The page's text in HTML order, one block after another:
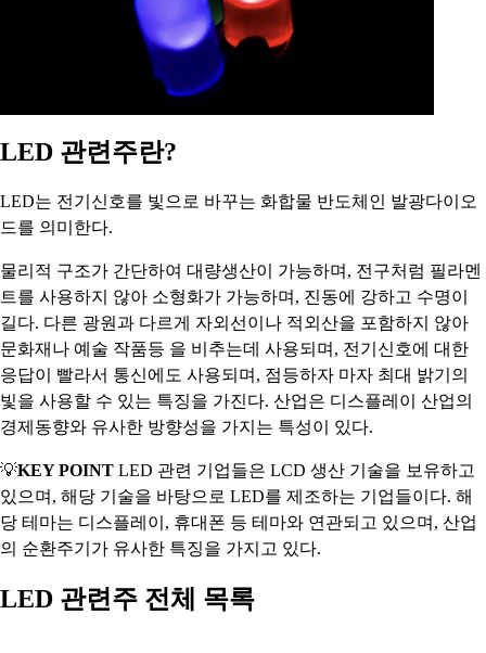
LED 관련주란?
LED는 전기신호를 빛으로 바꾸는 화합물 반도체인 발광다이오
드를 의미한다.
물리적 구조가 간단하여 대량생산이 가능하며, 전구처럼 필라멘
트를 사용하지 않아 소형화가 가능하며, 진동에 강하고 수명이
길다. 다른 광원과 다르게 자외선이나 적외산을 포함하지 않아
문화재나 예술 작품등 을 비추는데 사용되며, 전기신호에 대한
응답이 빨라서 통신에도 사용되며, 점등하자 마자 최대 밝기의
빛을 사용할 수 있는 특징을 가진다. 산업은 디스플레이 산업의
경제동향와 유사한 방향성을 가지는 특성이 있다.
💡KEY POINT LED 관련 기업들은 LCD 생산 기술을 보유하고
있으며, 해당 기술을 바탕으로 LED를 제조하는 기업들이다. 해
당 테마는 디스플레이, 휴대폰 등 테마와 연관되고 있으며, 산업
의 순환주기가 유사한 특징을 가지고 있다.
LED 관련주 전체 목록